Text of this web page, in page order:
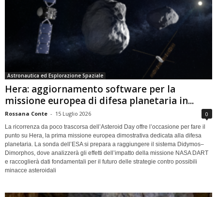
Astronautica ed Esplorazione Spaziale
Hera: aggiornamento software per la
missione europea di difesa planetaria in...
Rossana Conte - 15 Luglio 2026 0
La ricorrenza da poco trascorsa dell’Asteroid Day offre l’occasione per fare il
punto su Hera, la prima missione europea dimostrativa dedicata alla difesa
planetaria. La sonda dell’ESA si prepara a raggiungere il sistema Didymos–
Dimorphos, dove analizzerà gli effetti dell’impatto della missione NASA DART
e raccoglierà dati fondamentali per il futuro delle strategie contro possibili
minacce asteroidali